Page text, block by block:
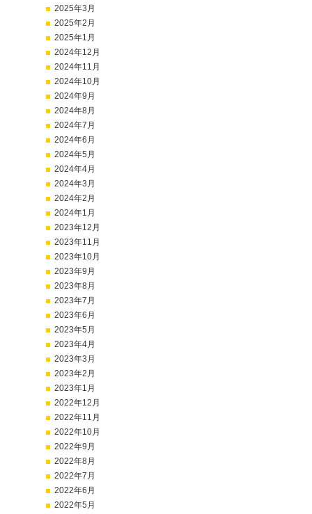
2025年3月
2025年2月
2025年1月
2024年12月
2024年11月
2024年10月
2024年9月
2024年8月
2024年7月
2024年6月
2024年5月
2024年4月
2024年3月
2024年2月
2024年1月
2023年12月
2023年11月
2023年10月
2023年9月
2023年8月
2023年7月
2023年6月
2023年5月
2023年4月
2023年3月
2023年2月
2023年1月
2022年12月
2022年11月
2022年10月
2022年9月
2022年8月
2022年7月
2022年6月
2022年5月